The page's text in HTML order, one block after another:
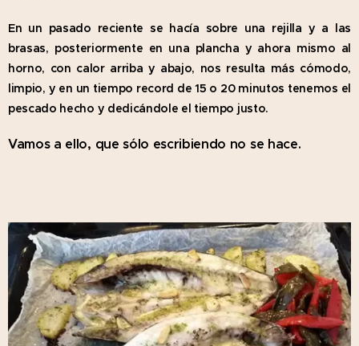
En un pasado reciente se hacía sobre una rejilla y a las
brasas, posteriormente en una plancha y ahora mismo al
horno, con calor arriba y abajo, nos resulta más cómodo,
limpio, y en un tiempo record de 15 o 20 minutos tenemos el
pescado hecho y dedicándole el tiempo justo.
Vamos a ello, que sólo escribiendo no se hace.